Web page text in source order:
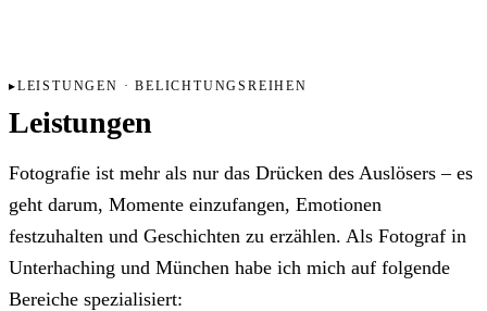
LEISTUNGEN · BELICHTUNGSREIHEN
Leistungen
Fotografie ist mehr als nur das Drücken des Auslösers – es
geht darum, Momente einzufangen, Emotionen
festzuhalten und Geschichten zu erzählen. Als Fotograf in
Unterhaching und München habe ich mich auf folgende
Bereiche spezialisiert: